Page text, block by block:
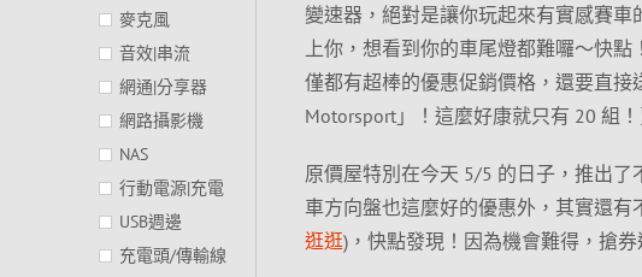
變速器，絕對是讓你玩起來有實感賽
上你，想看到你的車尾燈都難囉～快
僅都有超棒的優惠促銷價格，還要直接
Motorsport」！這麼好康就只有 20 組
原價屋特別在今天 5/5 的日子，推出
車方向盤也這麼好的優惠外，其實還
逛逛)，快點發現！因為機會難得，搶
麥克風
音效|串流
網通|分享器
網路攝影機
NAS
行動電源|充電
USB週邊
充電頭/傳輸線